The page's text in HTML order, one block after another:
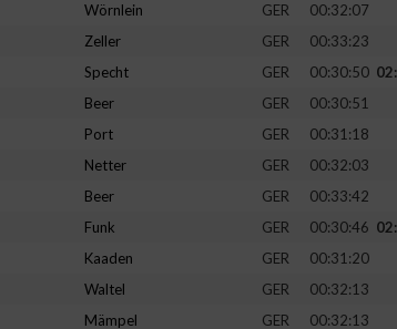
Wörnlein GER
00:32:07
Zeller GER
00:33:23
Specht GER 00:30:50
Beer GER
00:30:51
Port GER
00:31:18
Netter GER
00:32:03
Beer GER
00:33:42
Funk GER 00:30:46
Kaaden GER
00:31:20
Waltel GER
00:32:13
Mämpel GER
00:32:13